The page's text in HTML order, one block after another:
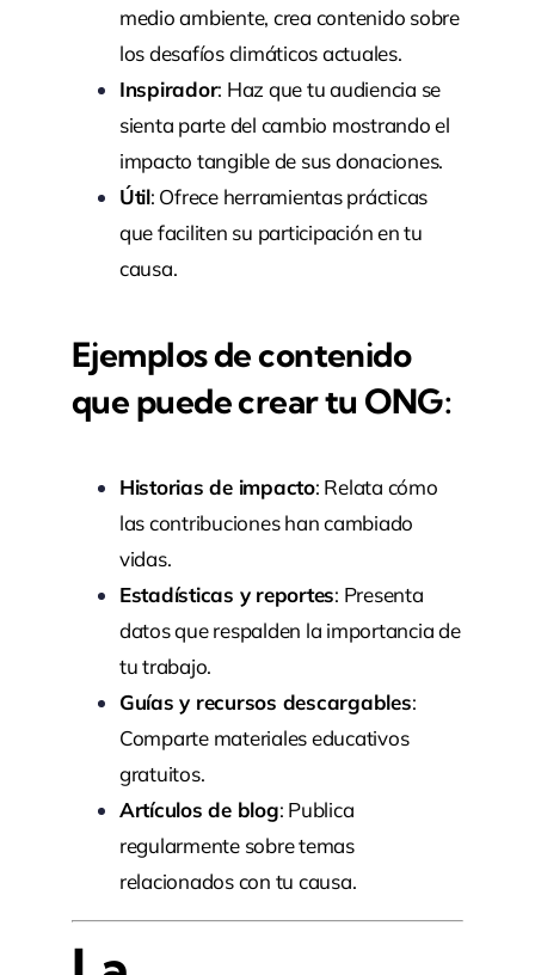
medio ambiente, crea contenido sobre
los desafíos climáticos actuales.
Inspirador: Haz que tu audiencia se
sienta parte del cambio mostrando el
impacto tangible de sus donaciones.
Útil: Ofrece herramientas prácticas
que faciliten su participación en tu
causa.
Ejemplos de contenido
que puede crear tu ONG:
Historias de impacto: Relata cómo
las contribuciones han cambiado
vidas.
Estadísticas y reportes: Presenta
datos que respalden la importancia de
tu trabajo.
Guías y recursos descargables:
Comparte materiales educativos
gratuitos.
Artículos de blog: Publica
regularmente sobre temas
relacionados con tu causa.